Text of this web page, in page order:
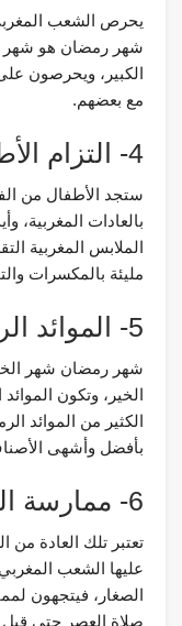
يحرص الشعب المغربي
شهر رمضان هو شهر
الكبير، ويحرصون
مع بعضهم.
4- التزام الأطفال بالتقاليد المغربية
ستجد الأطفال من
بالعادات المغربية،
الملابس المغربية
مليئة بالمكسرات
5- الموائد الرمضانية
شهر رمضان شهر
الخير، وتكون
الكثير من الموائد
بأفضل وأشهى
6- ممارسة الرياضة بعد العصر
تعتبر تلك العادة من
عليها الشعب
الصغار، فيتجهون
صلاة العصر حتى قبل